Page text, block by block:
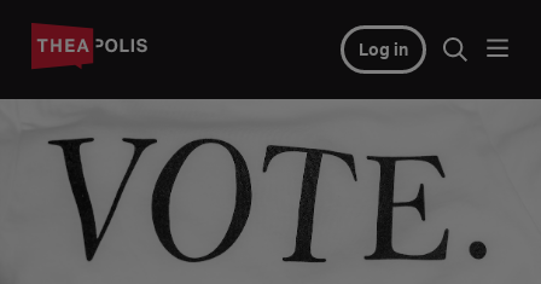
Log in